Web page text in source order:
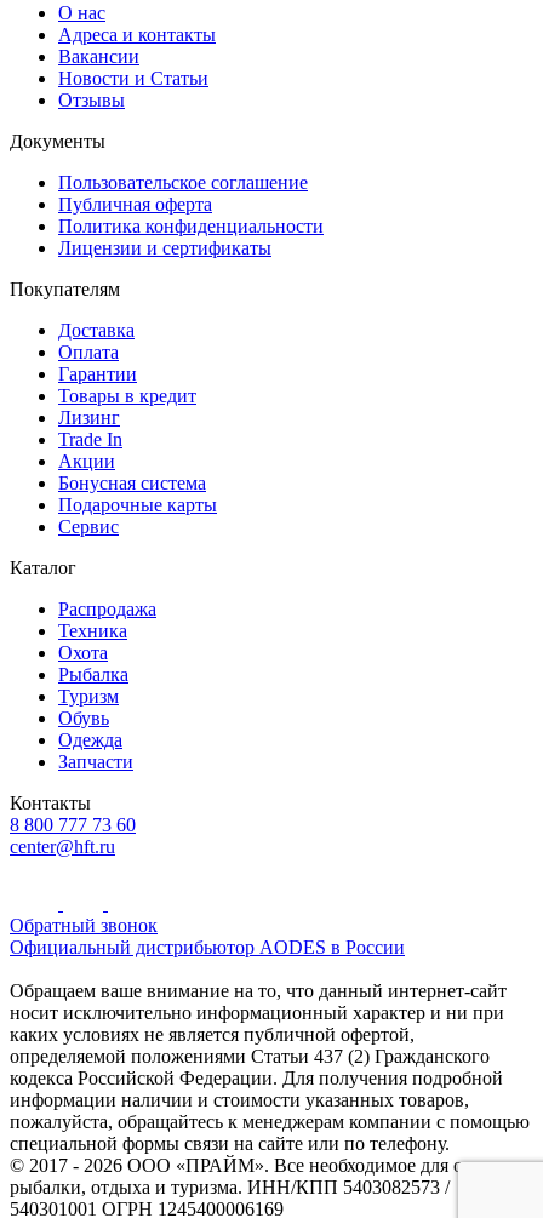
О нас
Адреса и контакты
Вакансии
Новости и Статьи
Отзывы
Документы
Пользовательское соглашение
Публичная оферта
Политика конфиденциальности
Лицензии и сертификаты
Покупателям
Доставка
Оплата
Гарантии
Товары в кредит
Лизинг
Trade In
Акции
Бонусная система
Подарочные карты
Сервис
Каталог
Распродажа
Техника
Охота
Рыбалка
Туризм
Обувь
Одежда
Запчасти
Контакты
8 800 777 73 60
center@hft.ru
Обратный звонок
Официальный дистрибьютор AODES в России
Обращаем ваше внимание на то, что данный интернет-сайт
носит исключительно информационный характер и ни при
каких условиях не является публичной офертой,
определяемой положениями Статьи 437 (2) Гражданского
кодекса Российской Федерации. Для получения подробной
информации наличии и стоимости указанных товаров,
пожалуйста, обращайтесь к менеджерам компании с помощью
специальной формы связи на сайте или по телефону.
© 2017 - 2026 ООО «ПРАЙМ». Все необходимое для охоты и
рыбалки, отдыха и туризма. ИНН/КПП 5403082573 /
540301001 ОГРН 1245400006169